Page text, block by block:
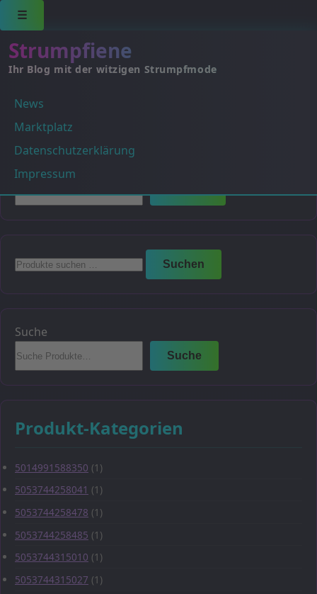
☰
Strumpfiene
Ihr Blog mit der witzigen Strumpfmode
News
Marktplatz
Datenschutzerklärung
Impressum
Es wurden keine Produkte gefunden, die deiner
Auswahl entsprechen.
Suchen
Suchen
nach:
Suchen
Suche
Suche
Produkt-Kategorien
5014991588350 (1)
5053744258041 (1)
5053744258478 (1)
5053744258485 (1)
5053744315010 (1)
5053744315027 (1)